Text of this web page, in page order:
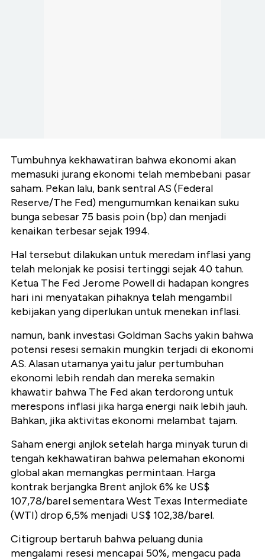
Tumbuhnya kekhawatiran bahwa ekonomi akan
memasuki jurang ekonomi telah membebani pasar
saham. Pekan lalu, bank sentral AS (Federal
Reserve/The Fed) mengumumkan kenaikan suku
bunga sebesar 75 basis poin (bp) dan menjadi
kenaikan terbesar sejak 1994.
Hal tersebut dilakukan untuk meredam inflasi yang
telah melonjak ke posisi tertinggi sejak 40 tahun.
Ketua The Fed Jerome Powell di hadapan kongres
hari ini menyatakan pihaknya telah mengambil
kebijakan yang diperlukan untuk menekan inflasi.
namun, bank investasi Goldman Sachs yakin bahwa
potensi resesi semakin mungkin terjadi di ekonomi
AS. Alasan utamanya yaitu jalur pertumbuhan
ekonomi lebih rendah dan mereka semakin
khawatir bahwa The Fed akan terdorong untuk
merespons inflasi jika harga energi naik lebih jauh.
Bahkan, jika aktivitas ekonomi melambat tajam.
Saham energi anjlok setelah harga minyak turun di
tengah kekhawatiran bahwa pelemahan ekonomi
global akan memangkas permintaan. Harga
kontrak berjangka Brent anjlok 6% ke US$
107,78/barel sementara West Texas Intermediate
(WTI) drop 6,5% menjadi US$ 102,38/barel.
Citigroup bertaruh bahwa peluang dunia
mengalami resesi mencapai 50%, mengacu pada